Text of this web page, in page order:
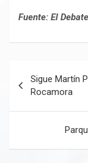
Fuente: El
de
entradas
Sigue Martín
Rocamora